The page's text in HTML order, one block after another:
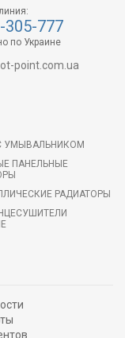
305-777
по Украине
point.com.ua
УМЫВАЛЬНИКОМ
ПАНЕЛЬНЫЕ
РАДИАТОРЫ